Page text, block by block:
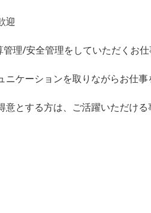
迎
理/安全管理をしていただくお仕
ケーションを取りながらお仕事
とする方は、ご活躍いただける